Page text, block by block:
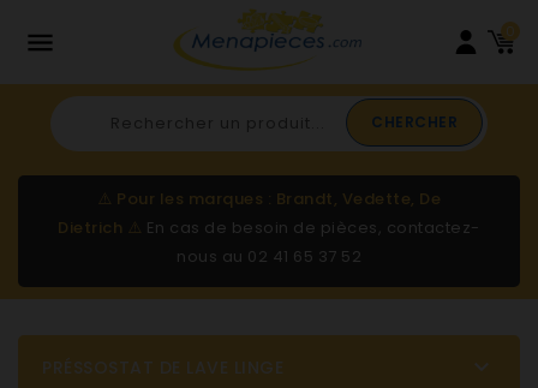
 0
CHERCHER
⚠️ Pour les marques : Brandt, Vedette, De
Dietrich ⚠️ En cas de besoin de pièces, contactez-
nous au 02 41 65 37 52
PRÉSSOSTAT DE LAVE LINGE 